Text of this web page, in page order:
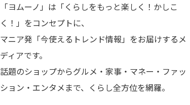
「ヨムーノ」は「くらしをもっと楽しく！かしこ
く！」をコンセプトに、
マニア発「今使えるトレンド情報」をお届けするメ
ディアです。
話題のショップからグルメ・家事・マネー・ファッ
ション・エンタメまで、くらし全方位を網羅。